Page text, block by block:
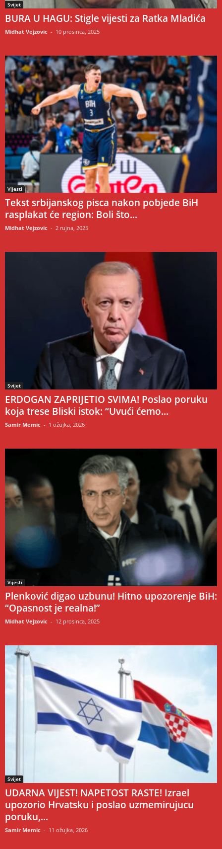
Svijet
BURA U HAGU: Stigle vijesti za Ratka Mladića
Midhat Vejzovic - 10 prosinca, 2025
Vijesti
Tekst srbijanskog pisca nakon pobjede BiH
rasplakat će region: Boli što...
Midhat Vejzovic - 2 rujna, 2025
Svijet
ERDOGAN ZAPRIJETIO SVIMA! Poslao poruku
koja trese Bliski istok: “Uvući ćemo...
Samir Memic - 1 ožujka, 2026
Vijesti
Plenković digao uzbunu! Hitno upozorenje BiH:
“Opasnost je realna!”
Midhat Vejzovic - 12 prosinca, 2025
Svijet
UDARNA VIJEST! NAPETOST RASTE! Izrael
upozorio Hrvatsku i poslao uzmemirujucu
poruku,...
Samir Memic - 11 ožujka, 2026